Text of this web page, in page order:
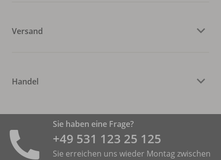
Versand
Handel
Sie haben eine Frage?
+49 531 ­123 25 125
Sie erreichen uns wieder Montag zwischen